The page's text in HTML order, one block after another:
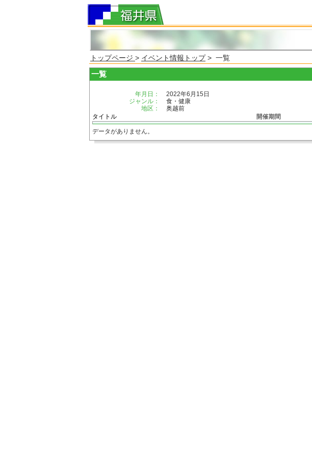
トップページ > イベント情報トップ> 一覧
一覧
年月日：
2022年6月15日
ジャンル：
食・健康
地区：
奥越前
タイトル
開催期間
データがありません。